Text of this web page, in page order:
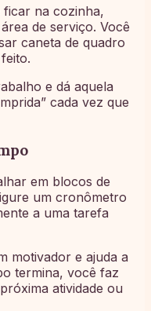
ficar na cozinha,
de serviço. Você
caneta de quadro
e dá aquela
cada vez que
em blocos de
um cronômetro
a uma tarefa
motivador e ajuda a
termina, você faz
atividade ou